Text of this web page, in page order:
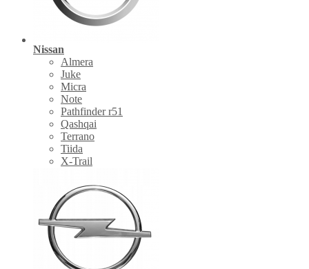
Nissan
Almera
Juke
Micra
Note
Pathfinder r51
Qashqai
Terrano
Tiida
X-Trail